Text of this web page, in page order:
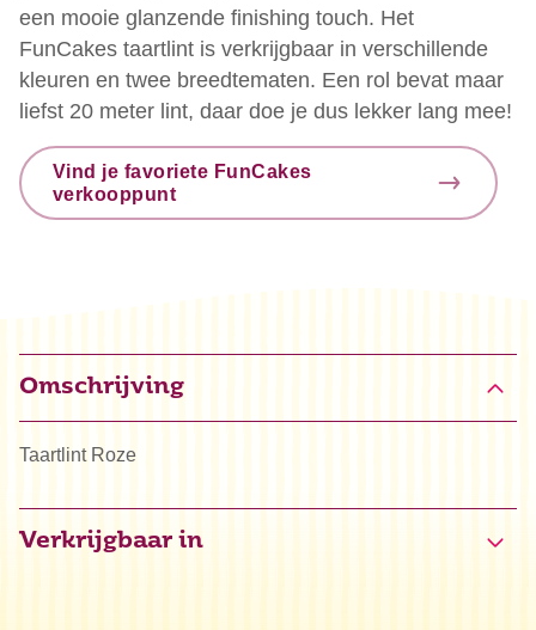
een mooie glanzende finishing touch. Het
FunCakes taartlint is verkrijgbaar in verschillende
kleuren en twee breedtematen. Een rol bevat maar
liefst 20 meter lint, daar doe je dus lekker lang mee!
Vind je favoriete FunCakes
verkooppunt
Omschrijving
Taartlint Roze
Verkrijgbaar in